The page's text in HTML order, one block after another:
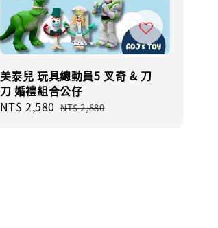
美泰兒 玩具總動員5 叉奇 & 刀
刀 婚禮組合公仔
Sale
NT$ 2,580 Regular
NT$ 2,880